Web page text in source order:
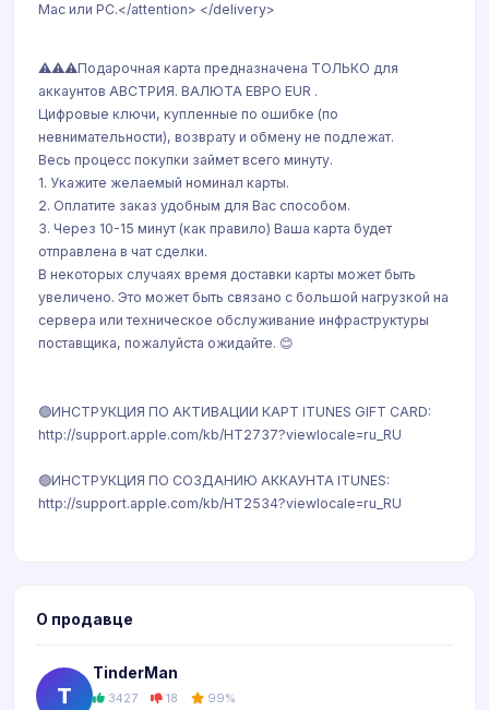
Mac или PC.</attention> </delivery>
⚠️⚠️⚠️Подарочная карта предназначена ТОЛЬКО для
аккаунтов АВСТРИЯ. ВАЛЮТА ЕВРО EUR .
Цифровые ключи, купленные по ошибке (по
невнимательности), возврату и обмену не подлежат.
Весь процесс покупки займет всего минуту.
1. Укажите желаемый номинал карты.
2. Оплатите заказ удобным для Вас способом.
3. Через 10-15 минут (как правило) Ваша карта будет
отправлена в чат сделки.
В некоторых случаях время доставки карты может быть
увеличено. Это может быть связано с большой нагрузкой на
сервера или техническое обслуживание инфраструктуры
поставщика, пожалуйста ожидайте. 😊
🟢ИНСТРУКЦИЯ ПО АКТИВАЦИИ КАРТ ITUNES GIFT CARD:
http://support.apple.com/kb/HT2737?viewlocale=ru_RU
🟢ИНСТРУКЦИЯ ПО СОЗДАНИЮ АККАУНТА ITUNES:
http://support.apple.com/kb/HT2534?viewlocale=ru_RU
О продавце
T
TinderMan
3427 18 99%